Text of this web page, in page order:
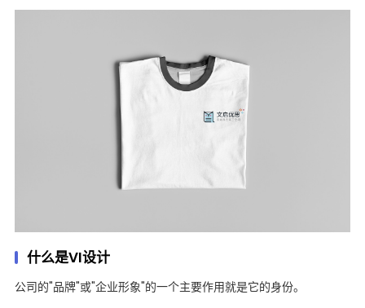
什么是VI设计
公司的"品牌"或"企业形象"的一个主要作用就是它的身份。